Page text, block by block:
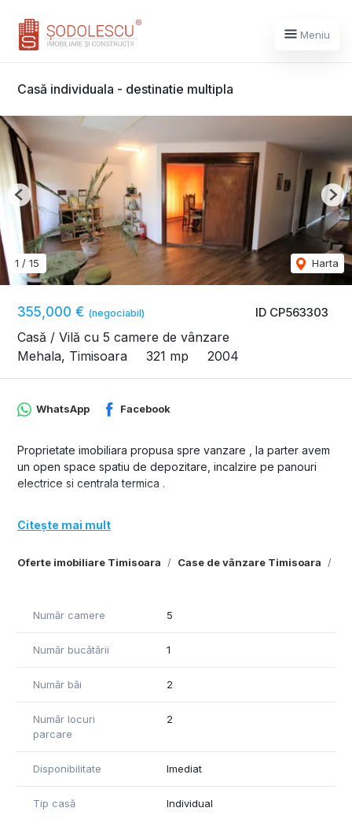
Meniu
Casă individuala - destinatie multipla
ID CP563303
355,000 € (negociabil)
Casă / Vilă cu 5 camere de vânzare
Mehala, Timisoara
321 mp 2004
1 / 15 Harta
Previous
Oferte imobiliare Timisoara Case de vânzare Timisoara
WhatsApp Facebook
Proprietate imobiliara propusa spre vanzare , la parter avem
un open space spatiu de depozitare, incalzire pe panouri
electrice si centrala termica .
Citește mai mult
Număr camere 5
Număr bucătării 1
Număr băi 2
Număr locuri
parcare
2
Disponibilitate Imediat
Tip casă Individual